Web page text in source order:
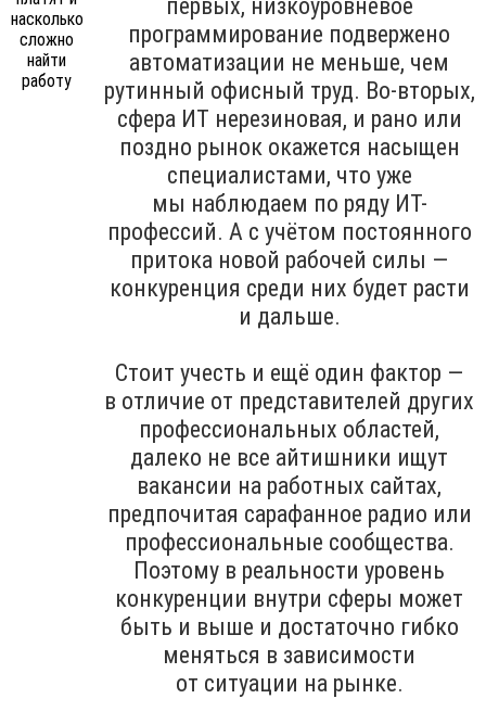
первых, низкоуровневое
программирование подвержено
автоматизации не меньше, чем
рутинный офисный труд. Во-вторых,
сфера ИТ нерезиновая, и рано или
поздно рынок окажется насыщен
специалистами, что уже
мы наблюдаем по ряду ИТ-
профессий. А с учётом постоянного
притока новой рабочей силы —
конкуренция среди них будет расти
и дальше.
Стоит учесть и ещё один фактор —
в отличие от представителей других
профессиональных областей,
далеко не все айтишники ищут
вакансии на работных сайтах,
предпочитая сарафанное радио или
профессиональные сообщества.
Поэтому в реальности уровень
конкуренции внутри сферы может
быть и выше и достаточно гибко
меняться в зависимости
от ситуации на рынке.